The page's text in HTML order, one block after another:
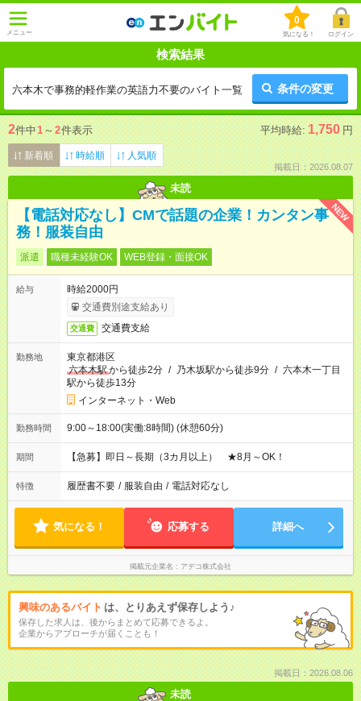
メニュー
0
気になる！ ログイン
検索結果
六本木で事務的軽作業の英語力不要のバイト一覧 条件の変更
2件中1 ～ 2件表示 平均時給: 1,750 円
新着順 時給順 人気順
掲載日：2026.08.07
未読
NEW
【電話対応なし】CMで話題の企業！カンタン事
務！服装自由
派遣 職種未経験OK WEB登録・面接OK
給与
時給2000円
交通費別途支給あり
交通費 交通費支給
勤務地
東京都港区
六本木駅から徒歩2分 / 乃木坂駅から徒歩9分 / 六本木一丁目
駅から徒歩13分
インターネット・Web
勤務時間 9:00～18:00(実働:8時間) (休憩60分)
期間 【急募】即日～長期（3カ月以上） ★8月～OK！
特徴 履歴書不要 / 服装自由 / 電話対応なし
気になる！ 応募する 詳細へ
掲載元企業名 アデコ株式会社
興味のあるバイト は、とりあえず保存しよう♪
保存した求人は、後からまとめて応募できるよ。
企業からアプローチが届くことも！
掲載日：2026.08.06
未読